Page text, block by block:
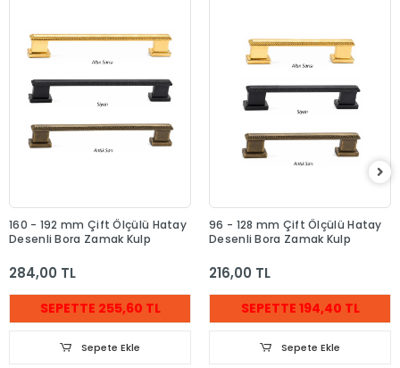
160 - 192 mm Çift Ölçülü Hatay
Desenli Bora Zamak Kulp
284,00 TL
SEPETTE 255,60 TL
Sepete Ekle
96 - 128 mm Çift Ölçülü Hatay
Desenli Bora Zamak Kulp
216,00 TL
SEPETTE 194,40 TL
Sepete Ekle